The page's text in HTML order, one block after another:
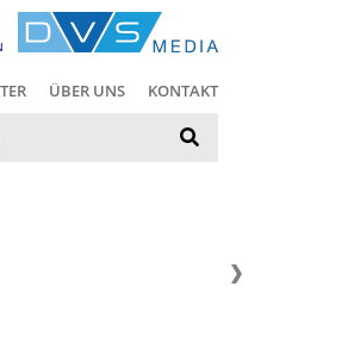
ÜBER UNS KONTAKT